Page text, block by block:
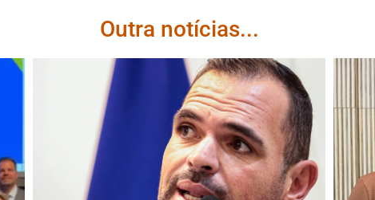
Outra notícias...